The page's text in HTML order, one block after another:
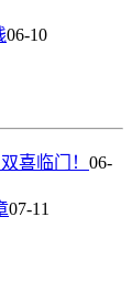
06-10
喜临门！ 06-
07-11